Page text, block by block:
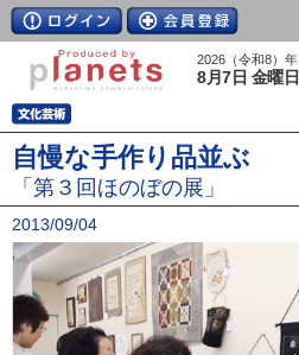
2026（令和8）年
8月7日 金曜日
自慢な手作り品並ぶ
「第３回ほのぼの展」
2013/09/04